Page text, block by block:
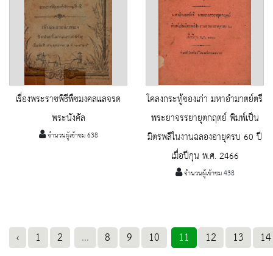
เรื่องพระราชพิธีพืชมงคลแลจรด
พระนังคัล
จำนวนผู้เข้าชม 638
โคลงกระทู้ของเก่า มหาอำมาตย์ตรี
พระยาจรรยายุตกฤตย์ พิมพ์เป็น
มิตรพลีในงานฉลองอายุครบ 60 ปี
เมื่อปีกุน พ.ศ. 2466
จำนวนผู้เข้าชม 438
‹ 1 2 ... 8 9 10 11 12 13 14